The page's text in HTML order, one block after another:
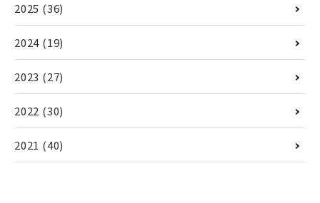
2025 (36)
2024 (19)
2023 (27)
2022 (30)
2021 (40)